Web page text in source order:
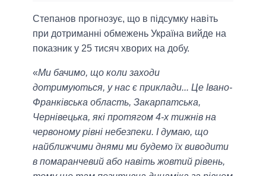
Степанов прогнозує, що в підсумку навіть
при дотриманні обмежень Україна вийде на
показник у 25 тисяч хворих на добу.
«Ми бачимо, що коли заходи
дотримуються, у нас є приклади... Це Івано-
Франківська область, Закарпатська,
Чернівецька, які протягом 4-х тижнів на
червоному рівні небезпеки. І думаю, що
найближчими днями ми будемо їх виводити
в помаранчевий або навіть жовтий рівень,